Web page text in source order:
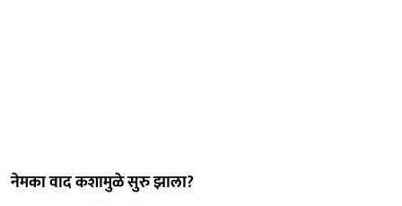
नेमका वाद कशामुळे सुरु झाला?